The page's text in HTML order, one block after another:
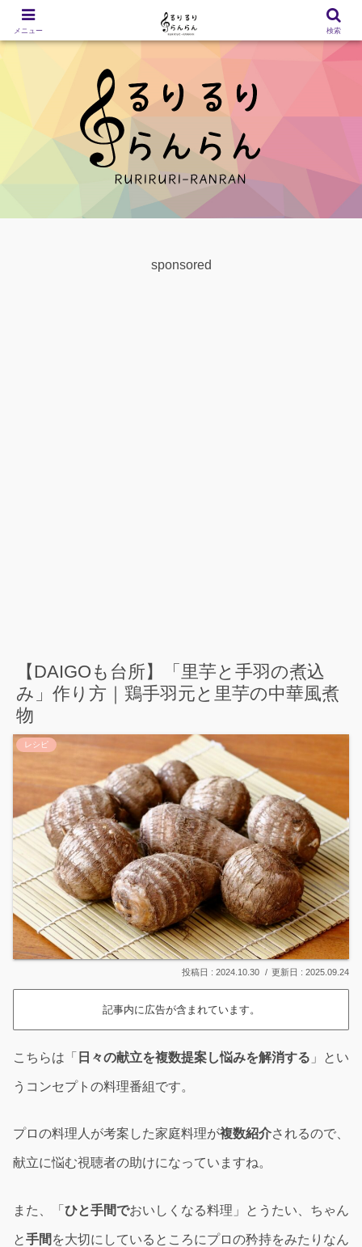
sponsored
【DAIGOも台所】「里芋と手羽の煮込
み」作り方｜鶏手羽元と里芋の中華風煮
物
レシピ
2024.10.30 2025.09.24
記事内に広告が含まれています。
こちらは「 日々の献立を複数提案し悩みを解消する 」とい
うコンセプトの料理番組です。
プロの料理人が考案した家庭料理が複数紹介されるので、
献立に悩む視聴者の助けになっていますね。
また、「 ひと手間でおいしくなる料理」とうたい、ちゃん
と手間 を大切にしているところにプロの矜持をみたりなん
メニュー 検索